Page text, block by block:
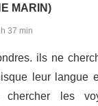
MARIN)
37 min
ils ne
leur langue
chercher les